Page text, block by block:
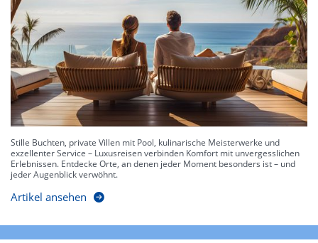
Stille Buchten, private Villen mit Pool, kulinarische Meisterwerke und
exzellenter Service – Luxusreisen verbinden Komfort mit unvergesslichen
Erlebnissen. Entdecke Orte, an denen jeder Moment besonders ist – und
jeder Augenblick verwöhnt.
Artikel ansehen